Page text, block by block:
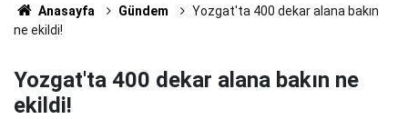
Anasayfa Gündem
Yozgat'ta 400 dekar alana bakın
ne ekildi!
Yozgat'ta 400 dekar alana bakın ne
ekildi!